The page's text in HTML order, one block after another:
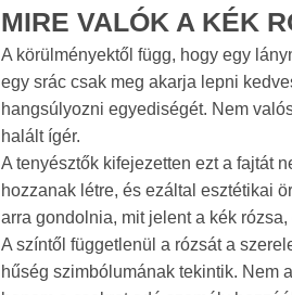
MIRE VALÓK A KÉK
A körülményektől függ, hogy egy
egy srác csak meg akarja lepni
hangsúlyozni egyediségét. Nem
halált ígér.
A tenyésztők kifejezetten ezt a fajtát
hozzanak létre, és ezáltal esztétikai
arra gondolnia, mit jelent a kék
A színtől függetlenül a rózsát a
hűség szimbólumának tekintik. Nem